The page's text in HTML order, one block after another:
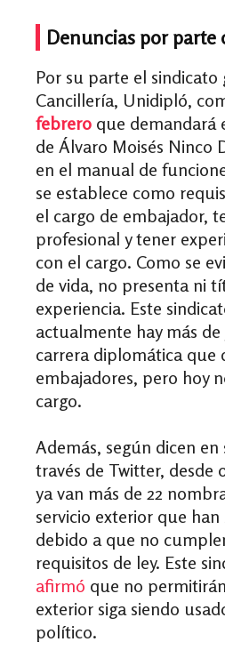
Denuncias por parte
Por su parte el sindicato
Cancillería, Unidipló,
febrero que demandará
de Álvaro Moisés Ninco
en el manual de
se establece como
el cargo de embajador,
profesional y tener
con el cargo. Como se
de vida, no presenta ni
experiencia. Este
actualmente hay más
carrera diplomática que
embajadores, pero hoy
cargo.
Además, según dicen
través de Twitter, desde
ya van más de 22
servicio exterior que
debido a que no
requisitos de ley. Este
afirmó que no
exterior siga siendo
político.